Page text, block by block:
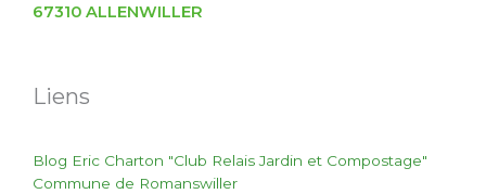
67310 ALLENWILLER
Liens
Blog Eric Charton "Club Relais Jardin et Compostage"
Commune de Romanswiller